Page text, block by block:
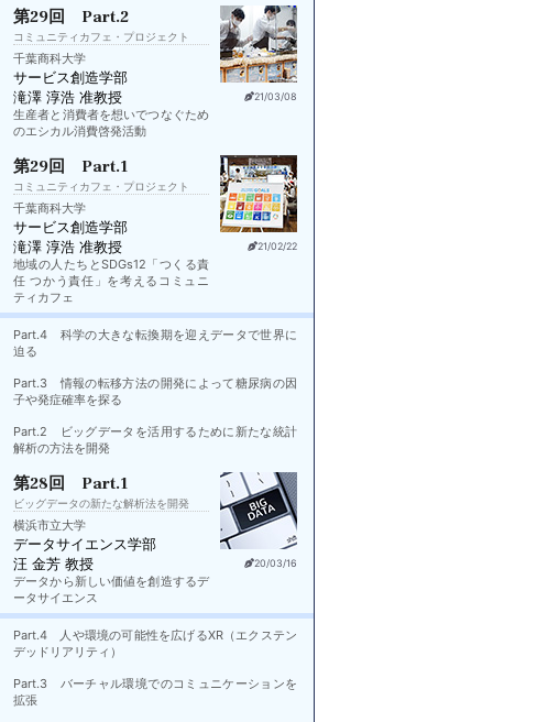
21/03/08
第29回 Part.2
コミュニティカフェ・プロジェクト
千葉商科大学
サービス創造学部
滝澤 淳浩 准教授
生産者と消費者を想いでつなぐため
のエシカル消費啓発活動
21/02/22
第29回 Part.1
コミュニティカフェ・プロジェクト
千葉商科大学
サービス創造学部
滝澤 淳浩 准教授
地域の人たちとSDGs12「つくる責
任 つかう責任」を考えるコミュニ
ティカフェ
Part.4 科学の大きな転換期を迎えデータで世界に
迫る
Part.3 情報の転移方法の開発によって糖尿病の因
子や発症確率を探る
Part.2 ビッグデータを活用するために新たな統計
解析の方法を開発
20/03/16
第28回 Part.1
ビッグデータの新たな解析法を開発
横浜市立大学
データサイエンス学部
汪 金芳 教授
データから新しい価値を創造するデ
ータサイエンス
Part.4 人や環境の可能性を広げるXR（エクステン
デッドリアリティ）
Part.3 バーチャル環境でのコミュニケーションを
拡張